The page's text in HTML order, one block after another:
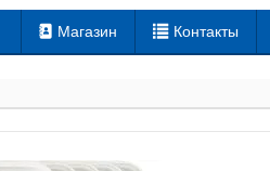
Магазин Контакты